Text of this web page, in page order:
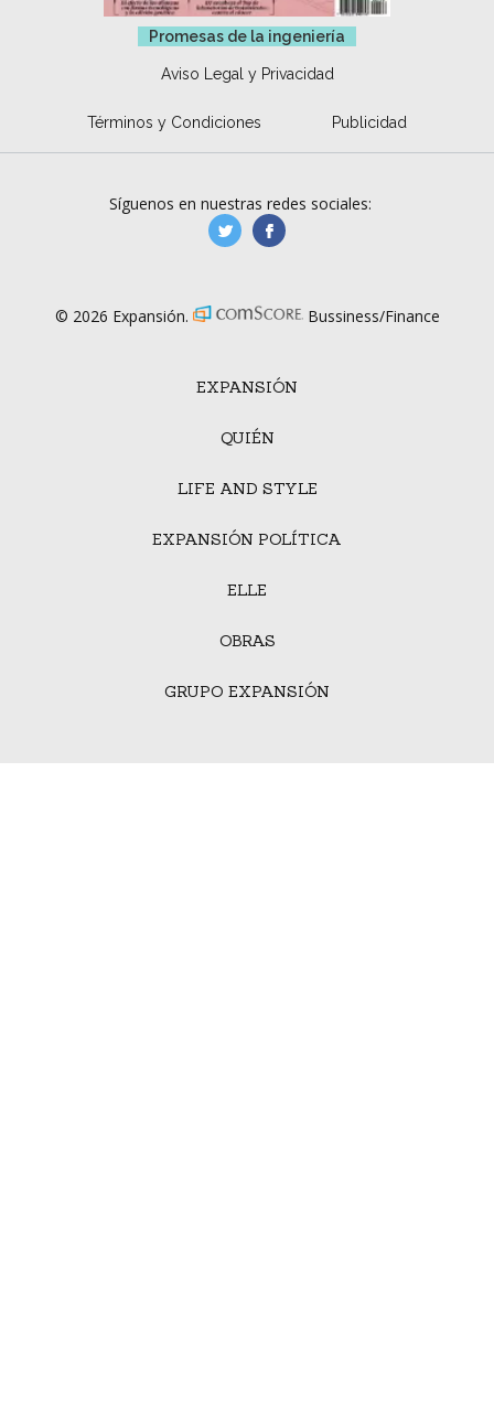
Promesas de la ingeniería
Aviso Legal y Privacidad
Términos y Condiciones Publicidad
EXPANSIÓN
QUIÉN
LIFE AND STYLE
EXPANSIÓN POLÍTICA
ELLE
OBRAS
GRUPO EXPANSIÓN
Síguenos en nuestras redes sociales:
manufacturaGE
© 2026 Expansión. Bussiness/Finance